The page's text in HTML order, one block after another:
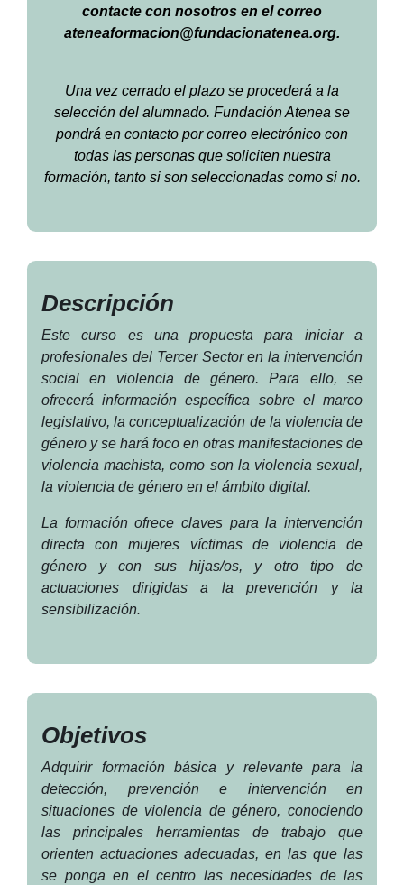
contacte con nosotros en el correo
ateneaformacion@fundacionatenea.org.
Una vez cerrado el plazo se procederá a la
selección del alumnado. Fundación Atenea se
pondrá en contacto por correo electrónico con
todas las personas que soliciten nuestra
formación, tanto si son seleccionadas como si no.
Descripción
Este curso es una propuesta para iniciar a
profesionales del Tercer Sector en la intervención
social en violencia de género. Para ello, se
ofrecerá información específica sobre el marco
legislativo, la conceptualización de la violencia de
género y se hará foco en otras manifestaciones de
violencia machista, como son la violencia sexual,
la violencia de género en el ámbito digital.
La formación ofrece claves para la intervención
directa con mujeres víctimas de violencia de
género y con sus hijas/os, y otro tipo de
actuaciones dirigidas a la prevención y la
sensibilización.
Objetivos
Adquirir formación básica y relevante para la
detección, prevención e intervención en
situaciones de violencia de género, conociendo
las principales herramientas de trabajo que
orienten actuaciones adecuadas, en las que las
se ponga en el centro las necesidades de las